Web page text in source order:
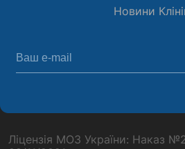
Новини
Ліцензія МОЗ України: Наказ